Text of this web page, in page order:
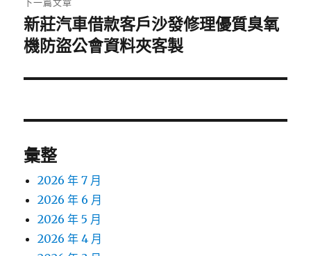
下
一
文
新莊汽車借款客戶沙發修理優質臭氧
機防盜公會資料夾客製
彙整
2026 年 7 月
2026 年 6 月
2026 年 5 月
2026 年 4 月